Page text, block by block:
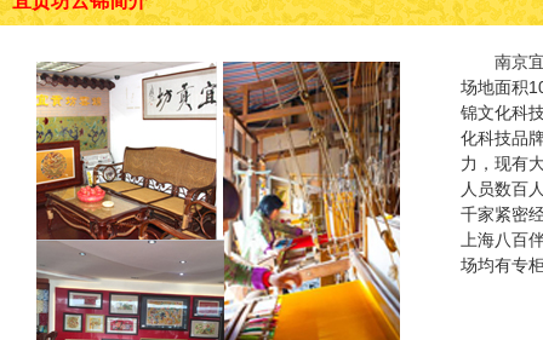
南京
场地面积
锦文化科
化科技品
力，现有
人员数百
千家紧密
上海八百
场均有专